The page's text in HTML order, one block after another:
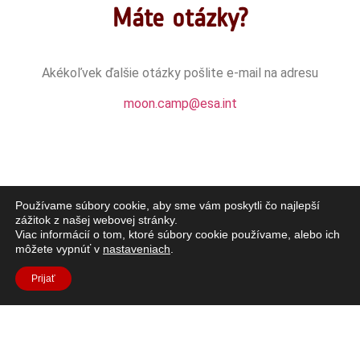
Máte otázky?
Akékoľvek ďalšie otázky pošlite e-mail na adresu
moon.camp@esa.int
Používame súbory cookie, aby sme vám poskytli čo najlepší
zážitok z našej webovej stránky.
Viac informácií o tom, ktoré súbory cookie používame, alebo ich
môžete vypnúť v nastaveniach
Prijať